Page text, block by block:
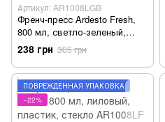
Артикул: AR1008LGB
Френч-пресс Ardesto Fresh,
800 мл, светло-зеленый,
пластик, стекло AR1008LGB -
Уцінка
238 грн 305 грн
ПОВРЕЖДЁННАЯ УПАКОВКА
−22%